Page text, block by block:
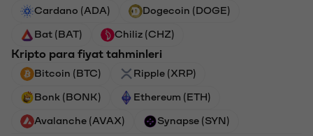
Cardano (ADA) Dogecoin (DOGE)
Bat (BAT) Chiliz (CHZ)
Kripto para fiyat tahminleri
Bitcoin (BTC) Ripple (XRP)
Bonk (BONK) Ethereum (ETH)
Avalanche (AVAX) Synapse (SYN)